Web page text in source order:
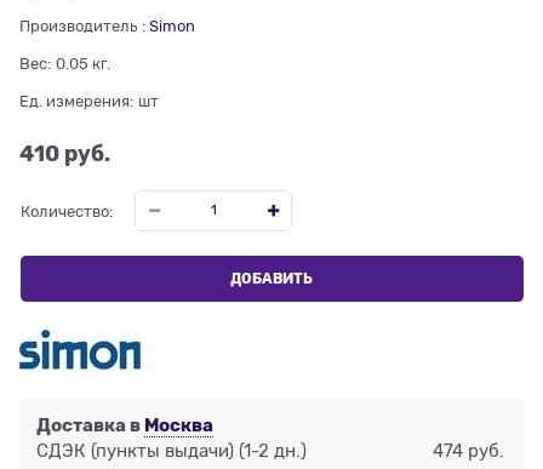
Производитель : Simon
Вес: 0.05 кг.
Ед. измерения: шт
410 руб.
Количество:
ДОБАВИТЬ
Доставка в Москва
СДЭК (пункты выдачи) (1-2 дн.) 474 руб.